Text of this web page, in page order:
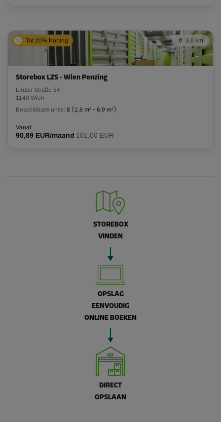
Tot 20% Korting 3,6 km
Storebox LZS - Wien Penzing
Linzer Straße 54
1140 Wien
Beschikbare units: 8 (2,8 m² - 6,9 m²)
Vanaf
90,89 EUR/maand 101,00 EUR
STOREBOX
VINDEN
OPSLAG
EENVOUDIG
ONLINE BOEKEN
DIRECT
OPSLAAN